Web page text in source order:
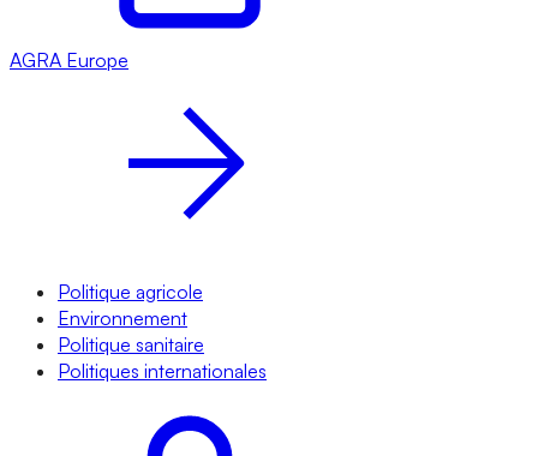
AGRA Europe
Politique agricole
Environnement
Politique sanitaire
Politiques internationales